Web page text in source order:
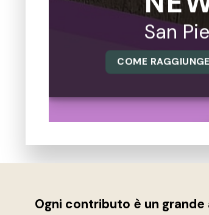
San
COME
Ogni contributo è un grande